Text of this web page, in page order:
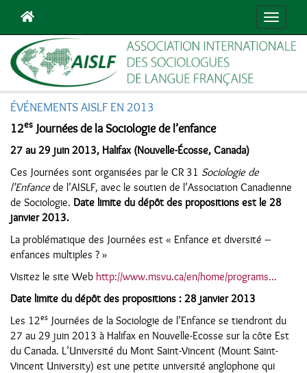
ÉVÉNEMENTS AISLF EN 2013
12es Journées de la Sociologie de l’enfance
27 au 29 juin 2013, Halifax (Nouvelle-Écosse, Canada)
Ces Journées sont organisées par le CR 31 Sociologie de
l’Enfancede l’AISLF, avec le soutien de l’Association Canadienne
de Sociologie. Date limite du dépôt des propositions est le 28
janvier 2013.
La problématique des Journées est « Enfance et diversité –
enfances multiples ? »
Visitez le site Web http://www.msvu.ca/en/home/programs...
Date limite du dépôt des propositions : 28 janvier 2013
Les 12es Journées de la Sociologie de l’Enfance se tiendront du
27 au 29 juin 2013 à Halifax en Nouvelle-Ecosse sur la côte Est
du Canada. L’Université du Mont Saint-Vincent (Mount Saint-
Vincent University) est une petite université anglophone qui